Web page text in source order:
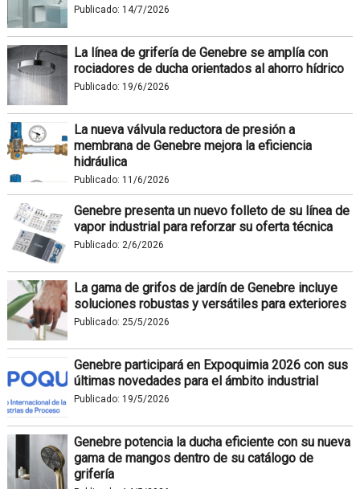
Publicado: 14/7/2026
La línea de grifería de Genebre se amplía con
rociadores de ducha orientados al ahorro hídrico
Publicado: 19/6/2026
La nueva válvula reductora de presión a
membrana de Genebre mejora la eficiencia
hidráulica
Publicado: 11/6/2026
Genebre presenta un nuevo folleto de su línea de
vapor industrial para reforzar su oferta técnica
Publicado: 2/6/2026
La gama de grifos de jardín de Genebre incluye
soluciones robustas y versátiles para exteriores
Publicado: 25/5/2026
Genebre participará en Expoquimia 2026 con sus
últimas novedades para el ámbito industrial
Publicado: 19/5/2026
Genebre potencia la ducha eficiente con su nueva
gama de mangos dentro de su catálogo de
grifería